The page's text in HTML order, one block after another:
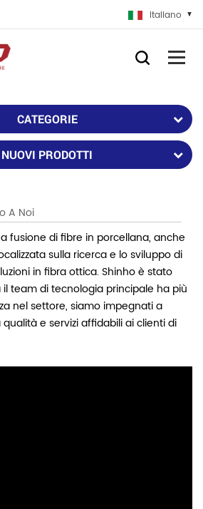
Italiano
CATEGORIE
NUOVI PRODOTTI
A Noi
fusione di fibre in porcellana, anche
sulla ricerca e lo sviluppo di
in fibra ottica.Shinho è stato
il team di tecnologia principale ha più
nel settore, siamo impegnati a
e servizi affidabili ai clienti di